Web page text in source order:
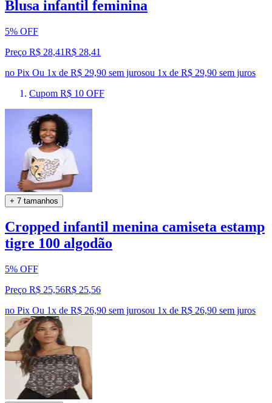
Blusa infantil feminina
5% OFF
Preço R$ 28,41R$ 28,41
no Pix Ou 1x de R$ 29,90 sem jurosou 1x de R$ 29,90 sem juros
Cupom R$ 10 OFF
+ 7 tamanhos
Cropped infantil menina camiseta estamp
tigre 100 algodão
5% OFF
Preço R$ 25,56R$ 25,56
no Pix Ou 1x de R$ 26,90 sem jurosou 1x de R$ 26,90 sem juros